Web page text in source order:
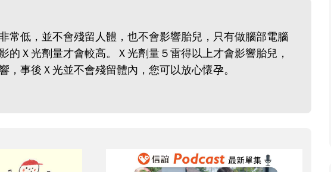
常低，並不會殘留人體，也不會影響胎兒，只有做腦部電腦
的Ｘ光劑量才會較高。Ｘ光劑量５雷得以上才會影響胎兒，
，事後Ｘ光並不會殘留體內，您可以放心懷孕。
助您陪伴孩子做好入學準備，還有國
小教導主任帶爸媽提前了解小一校園
生活與課業學習，無痛銜接上小學。